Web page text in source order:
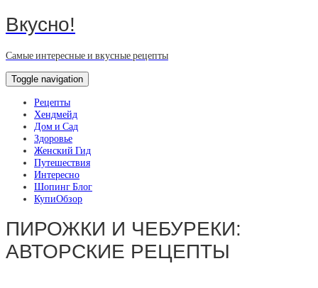
Вкусно!
Самые интересные и вкусные рецепты
Toggle navigation
Рецепты
Хендмейд
Дом и Сад
Здоровье
Женский Гид
Путешествия
Интересно
Шопинг Блог
КупиОбзор
ПИРОЖКИ И ЧЕБУРЕКИ:
АВТОРСКИЕ РЕЦЕПТЫ